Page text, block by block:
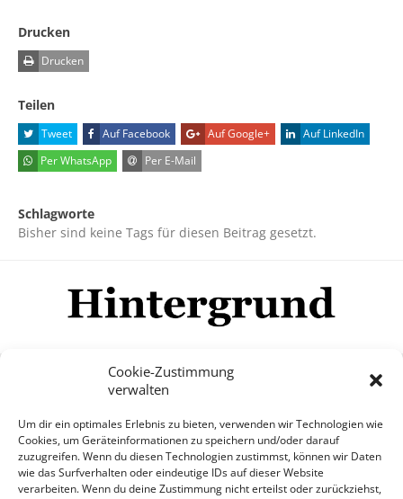
Cookie-Zustimmung
verwalten
Um dir ein optimales Erlebnis zu bieten, verwenden wir Technologien wie
Cookies, um Geräteinformationen zu speichern und/oder darauf
zuzugreifen. Wenn du diesen Technologien zustimmst, können wir Daten
wie das Surfverhalten oder eindeutige IDs auf dieser Website
verarbeiten. Wenn du deine Zustimmung nicht erteilst oder zurückziehst,
Drucken
Drucken
Teilen
Tweet Auf Facebook Auf Google+
Auf LinkedIn
Per WhatsApp
Per E-Mail
Schlagworte
Bisher sind keine Tags für diesen Beitrag gesetzt.
Mehr
© Copyright Hintergrund.de, 2015 - 2026